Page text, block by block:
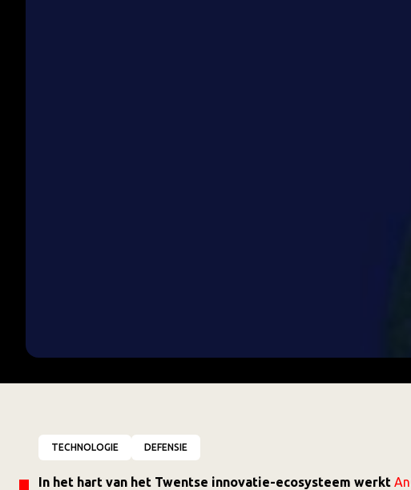
TECHNOLOGIE DEFENSIE
In het hart van het Twentse innovatie-ecosysteem werkt